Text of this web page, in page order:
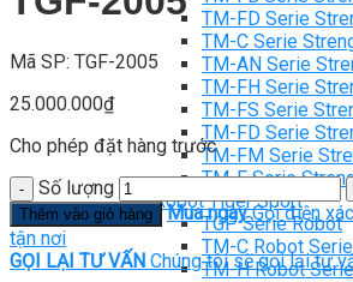
TM-FD Serie
TM-C Serie
TM-AN Serie
TM-FH Serie
TM-FS Serie
TM-FD Serie
TM-FM Serie
TM-F Serie
Robot Tiger Sport
TGP Serie Robot
TM-C Robot Serie
TM-H Robot Serie
Mã SP: TGF-2005
25.000.000₫
Cho phép đặt hàng trước
Số lượng
Thêm vào giỏ hàng Mua ngay Gọi điện
tận nơi
GỌI LẠI TƯ VẤN Chúng tôi sẽ gọi lại tư